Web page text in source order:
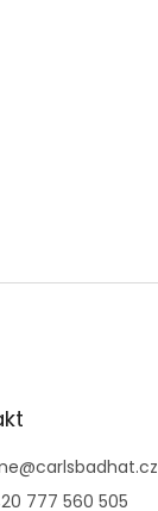
@carlsbadhat.cz
777 560 505